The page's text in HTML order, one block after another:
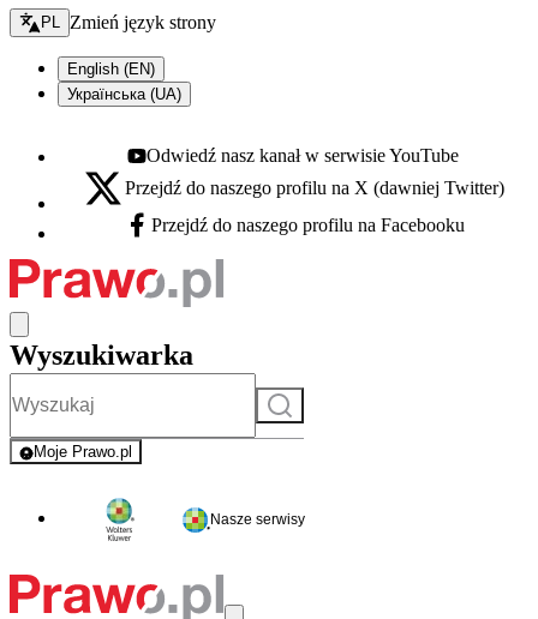
Zmień język - bieżący:
PL Zmień język strony
English (EN)
Українська (UA)
Youtube - otwiera się w nowej karcie
Odwiedź nasz kanał w serwisie YouTube
X - otwiera się w nowej karcie
Przejdź do naszego profilu na X (dawniej Twitter)
Facebook - otwiera się w nowej karcie
Przejdź do naszego profilu na Facebooku
Wyszukiwarka
Szukaj
Moje Prawo.pl
- rejestracja i logowanie do serwisu
Nasze serwisy